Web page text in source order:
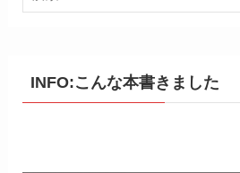
INFO:こんな本書きました